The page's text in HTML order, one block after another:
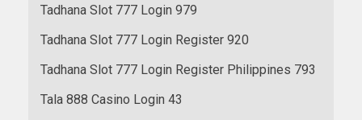
Tadhana Slot 777 Login 979
Tadhana Slot 777 Login Register 920
Tadhana Slot 777 Login Register Philippines 793
Tala 888 Casino Login 43